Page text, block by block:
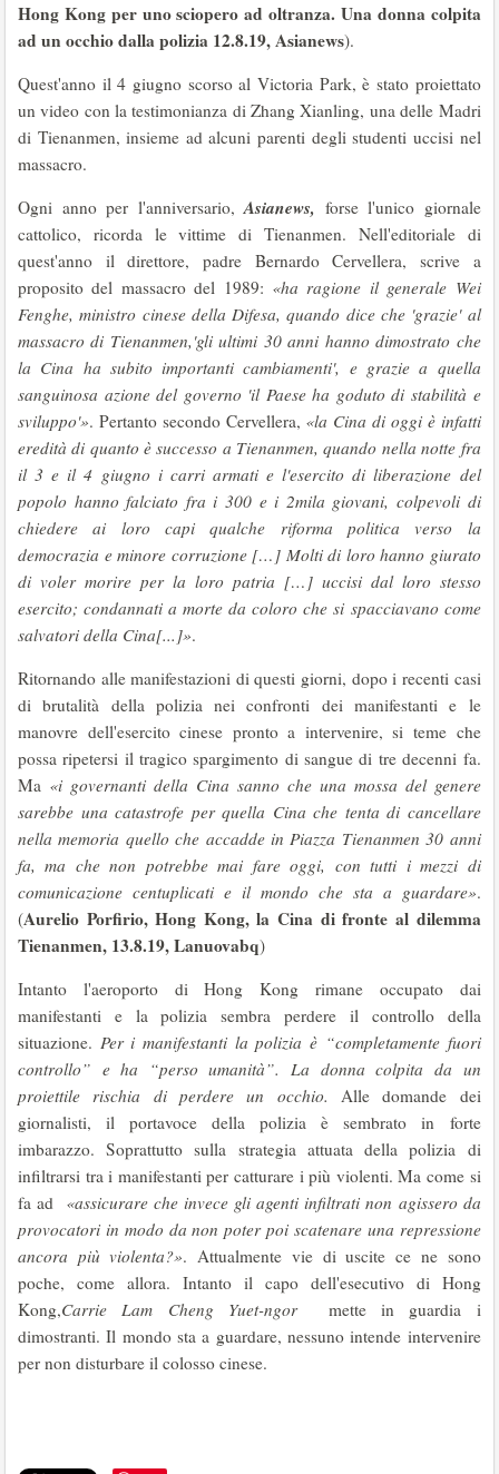
Hong Kong per uno sciopero ad oltranza. Una donna colpita
ad un occhio dalla polizia 12.8.19, Asianews).
Quest'anno il 4 giugno scorso al Victoria Park, è stato proiettato
un video con la testimonianza di Zhang Xianling, una delle Madri
di Tienanmen, insieme ad alcuni parenti degli studenti uccisi nel
massacro.
Ogni anno per l'anniversario,Asianews, forse l'unico giornale
cattolico, ricorda le vittime di Tienanmen. Nell'editoriale di
quest'anno il direttore, padre Bernardo Cervellera, scrive a
proposito del massacro del 1989: «ha ragione il generale Wei
Fenghe, ministro cinese della Difesa, quando dice che 'grazie' al
massacro di Tienanmen,'gli ultimi 30 anni hanno dimostrato che
la Cina ha subito importanti cambiamenti', e grazie a quella
sanguinosa azione del governo 'il Paese ha goduto di stabilità e
sviluppo'». Pertanto secondo Cervellera, «la Cina di oggi è infatti
eredità di quanto è successo a Tienanmen, quando nella notte fra
il 3 e il 4 giugno i carri armati e l'esercito di liberazione del
popolo hanno falciato fra i 300 e i 2mila giovani, colpevoli di
chiedere ai loro capi qualche riforma politica verso la
democrazia e minore corruzione […] Molti di loro hanno giurato
di voler morire per la loro patria […] uccisi dal loro stesso
esercito; condannati a morte da coloro che si spacciavano come
salvatori della Cina[...]».
Ritornando alle manifestazioni di questi giorni, dopo i recenti casi
di brutalità della polizia nei confronti dei manifestanti e le
manovre dell'esercito cinese pronto a intervenire, si teme che
possa ripetersi il tragico spargimento di sangue di tre decenni fa.
Ma «i governanti della Cina sanno che una mossa del genere
sarebbe una catastrofe per quella Cina che tenta di cancellare
nella memoria quello che accadde inPiazza Tienanmen30 anni
fa, ma che non potrebbe mai fare oggi, con tutti i mezzi di
comunicazione centuplicati e il mondo che sta a guardare».
(Aurelio Porfirio, Hong Kong, la Cina di fronte al dilemma
Tienanmen, 13.8.19, Lanuovabq)
Intanto l'aeroporto di Hong Kong rimane occupato dai
manifestanti e la polizia sembra perdere il controllo della
situazione. Per i manifestanti la polizia è “completamente fuori
controllo” e ha “perso umanità”. La donna colpita da un
proiettile rischia di perdere un occhio. Alle domande dei
giornalisti, il portavoce della polizia è sembrato in forte
imbarazzo. Soprattutto sulla strategia attuata della polizia di
infiltrarsi tra i manifestanti per catturare i più violenti. Ma come si
fa ad «assicurare che invece gli agenti infiltrati non agissero da
provocatori in modo da non poter poi scatenare una repressione
ancora più violenta?». Attualmente vie di uscite ce ne sono
poche, come allora. Intanto il capo dell'esecutivo di Hong
Kong,Carrie Lam Cheng Yuet-ngormette in guardia i
dimostranti. Il mondo sta a guardare, nessuno intende intervenire
per non disturbare il colosso cinese.